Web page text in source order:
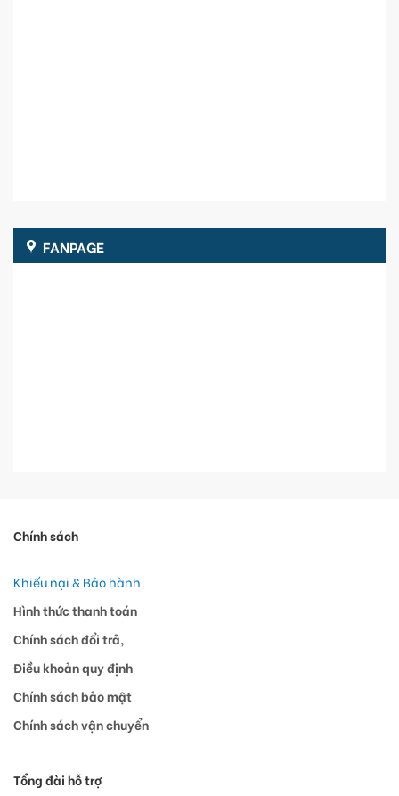
FANPAGE
Chính sách
Khiếu nại & Bảo hành
Hình thức thanh toán
Chính sách đổi trả,
Điều khoản quy định
Chính sách bảo mật
Chính sách vận chuyển
Tổng đài hỗ trợ